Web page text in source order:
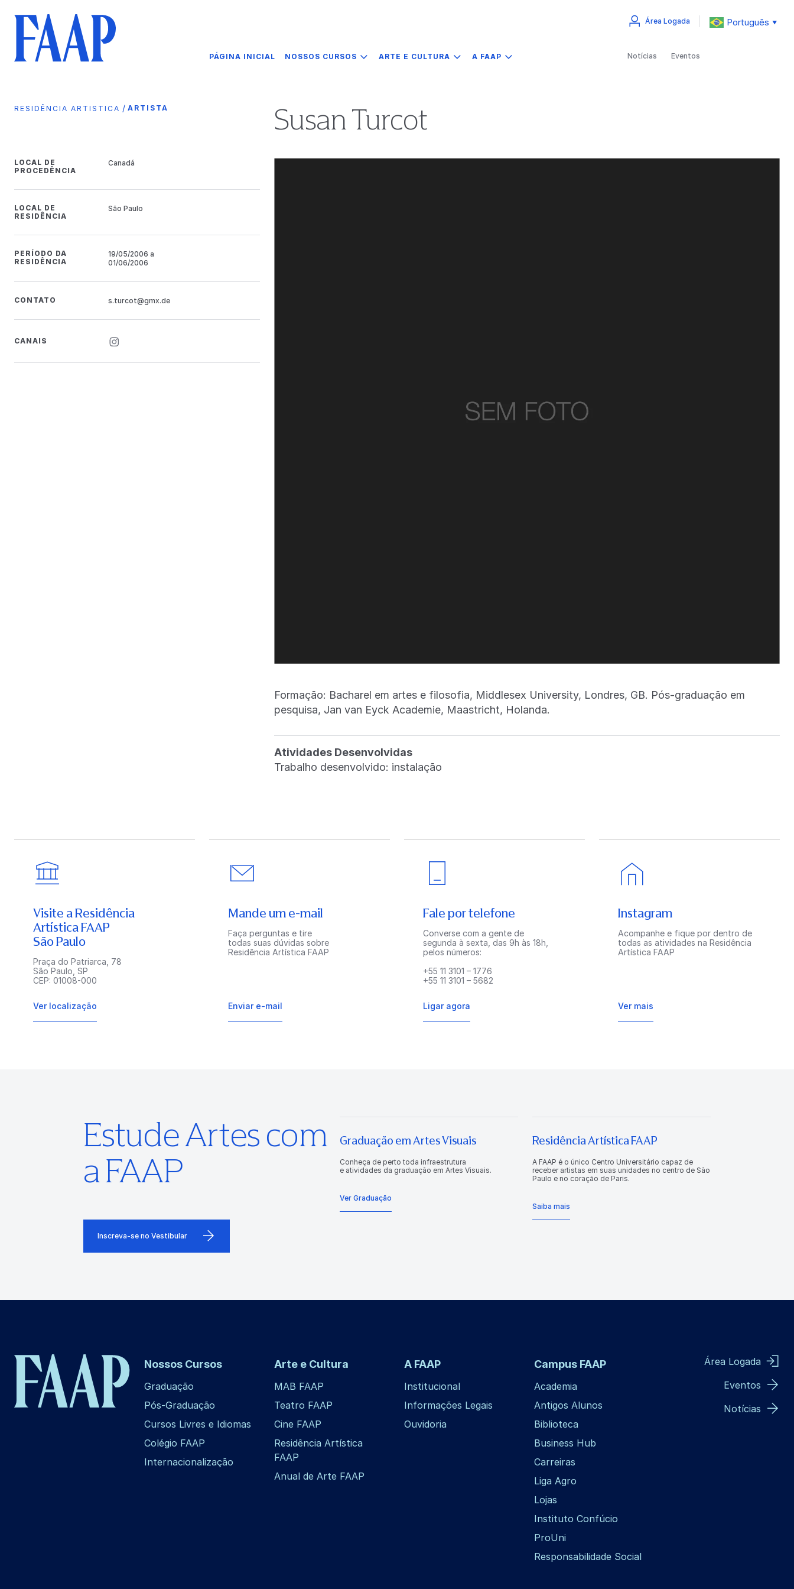
PÁGINA INICIAL NOSSOS CURSOS ARTE E CULTURA A FAAP
Área Logada Português ▼
Notícias Eventos
RESIDÊNCIA ARTISTICA / ARTISTA Susan Turcot
LOCAL DE
PROCEDÊNCIA
Canadá
LOCAL DE
RESIDÊNCIA
São Paulo
PERÍODO DA
RESIDÊNCIA
19/05/2006 a
01/06/2006
CONTATO s.turcot@gmx.de
CANAIS
Formação: Bacharel em artes e filosofia, Middlesex University, Londres, GB. Pós-graduação em
pesquisa, Jan van Eyck Academie, Maastricht, Holanda.
Atividades Desenvolvidas
Trabalho desenvolvido: instalação
Visite a Residência
Artística FAAP
São Paulo
Praça do Patriarca, 78
São Paulo, SP
CEP: 01008-000
Ver localização
Mande um e-mail
Faça perguntas e tire
todas suas dúvidas sobre
Residência Artística FAAP
Enviar e-mail
Fale por telefone
Converse com a gente de
segunda à sexta, das 9h às 18h,
pelos números:
+55 11 3101 – 1776
+55 11 3101 – 5682
Ligar agora
Instagram
Acompanhe e fique por dentro de
todas as atividades na Residência
Artística FAAP
Ver mais
Estude Artes com
a FAAP
Inscreva-se no Vestibular
Graduação em Artes Visuais
Conheça de perto toda infraestrutura
e atividades da graduação em Artes Visuais.
Ver Graduação
Residência Artística FAAP
A FAAP é o único Centro Universitário capaz de
receber artistas em suas unidades no centro de São
Paulo e no coração de Paris.
Saiba mais
Nossos Cursos
Graduação
Pós-Graduação
Cursos Livres e Idiomas
Colégio FAAP
Internacionalização
Arte e Cultura
MAB FAAP
Teatro FAAP
Cine FAAP
Residência Artística
FAAP
Anual de Arte FAAP
A FAAP
Institucional
Informações Legais
Ouvidoria
Campus FAAP
Academia
Antigos Alunos
Biblioteca
Business Hub
Carreiras
Liga Agro
Lojas
Instituto Confúcio
ProUni
Responsabilidade Social
Área Logada
Eventos
Notícias